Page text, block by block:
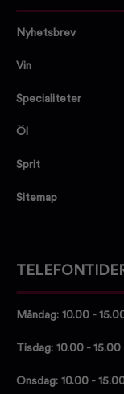
Nyhetsbrev
Vin
Specialiteter
Öl
Sprit
Sitemap
Måndag: 10.00 -
Tisdag: 10.00 - 15.00
Onsdag: 10.00 -